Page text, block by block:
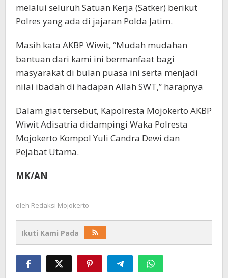
melalui seluruh Satuan Kerja (Satker) berikut
Polres yang ada di jajaran Polda Jatim.
Masih kata AKBP Wiwit, “Mudah mudahan
bantuan dari kami ini bermanfaat bagi
masyarakat di bulan puasa ini serta menjadi
nilai ibadah di hadapan Allah SWT,” harapnya
Dalam giat tersebut, Kapolresta Mojokerto AKBP
Wiwit Adisatria didampingi Waka Polresta
Mojokerto Kompol Yuli Candra Dewi dan
Pejabat Utama.
MK/AN
oleh Redaksi Mojokerto
Ikuti Kami Pada